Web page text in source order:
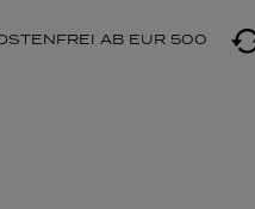
AB EUR 500